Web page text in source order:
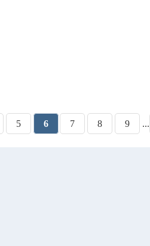
5 6 7 8 9 ...